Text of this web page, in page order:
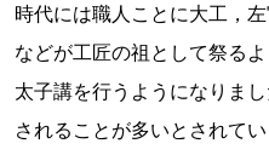
時代には職人ことに大工，
などが工匠の祖として祭る
太子講を行うようになりま
されることが多いとされて